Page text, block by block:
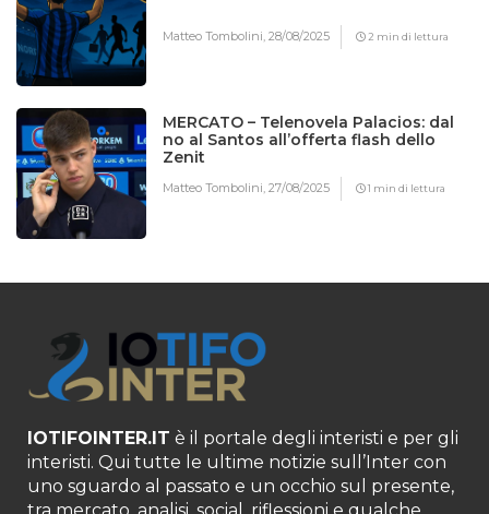
Matteo Tombolini,28/08/2025 2 min di lettura
MERCATO – Telenovela Palacios: dal
no al Santos all’offerta flash dello
Zenit
Matteo Tombolini,27/08/2025 1 min di lettura
IOTIFOINTER.IT è il portale degli interisti e per gli
interisti. Qui tutte le ultime notizie sull’Inter con
uno sguardo al passato e un occhio sul presente,